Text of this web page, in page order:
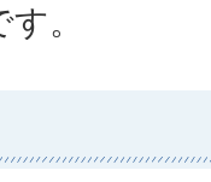
。